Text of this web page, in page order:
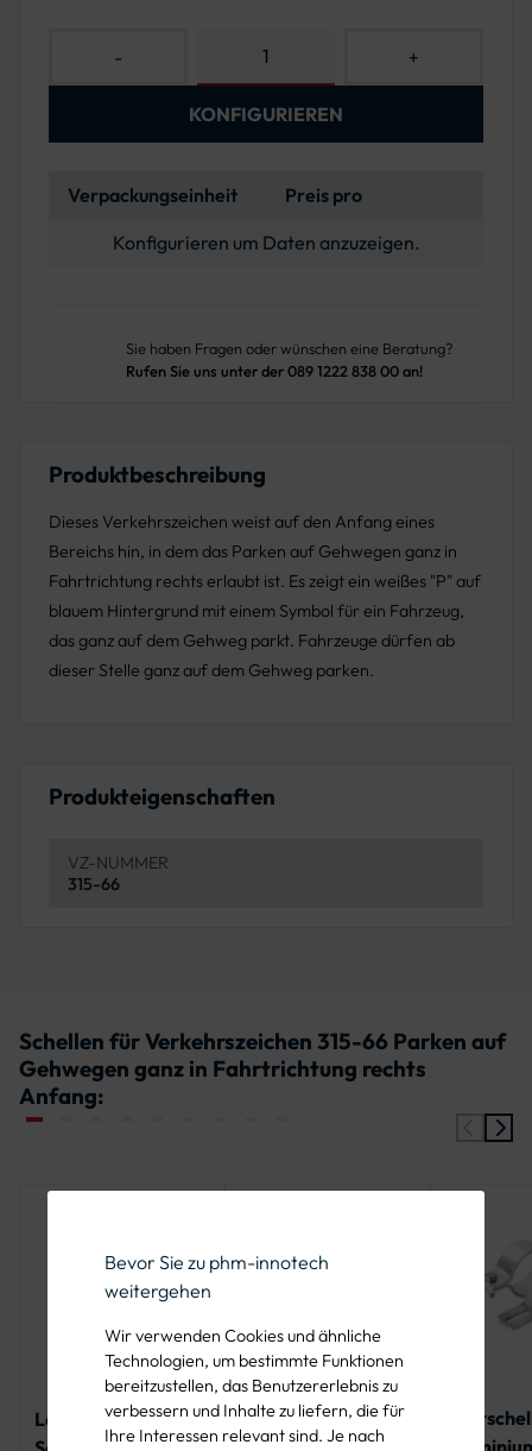
Bevor Sie zu phm-innotech
weitergehen
Wir verwenden Cookies und ähnliche
Technologien, um bestimmte Funktionen
bereitzustellen, das Benutzererlebnis zu
verbessern und Inhalte zu liefern, die für
Ihre Interessen relevant sind. Je nach
- +
KONFIGURIEREN
Verpackungseinheit
Preis pro
Konfigurieren um Daten anzuzeigen.
Sie haben Fragen oder wünschen eine Beratung?
Rufen Sie uns unter der 089 1222 838 00 an!
Produktbeschreibung
Dieses Verkehrszeichen weist auf den Anfang eines
Bereichs hin, in dem das Parken auf Gehwegen ganz in
Fahrtrichtung rechts erlaubt ist. Es zeigt ein weißes "P" auf
blauem Hintergrund mit einem Symbol für ein Fahrzeug,
das ganz auf dem Gehweg parkt. Fahrzeuge dürfen ab
dieser Stelle ganz auf dem Gehweg parken.
Produkteigenschaften
VZ-NUMMER
315-66
Schellen für Verkehrszeichen 315-66 Parken auf
Gehwegen ganz in Fahrtrichtung rechts
Anfang:
Leichte
Leichte